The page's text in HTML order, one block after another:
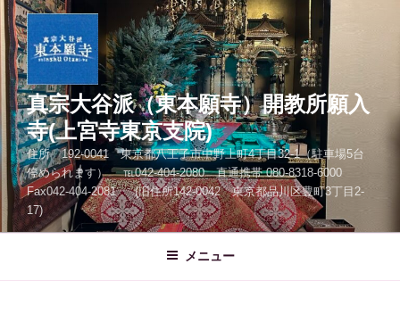
コ
ン
テ
ン
へ
ス
キ
ッ
プ
真宗大谷派（東本願寺）開教所願入
寺(上宮寺東京支院)
住所 192-0041 東京都八王子市中野上町4丁目32-1（駐車場5台
停められます） ℡042-404-2080 直通携帯 080-8318-6000
Fax042-404-2081 (旧住所142-0042 東京都品川区豊町3丁目2-
17)
メニュー